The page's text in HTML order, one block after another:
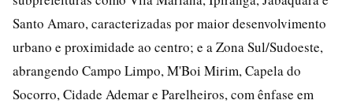
Santo Amaro, caracterizadas por maior desenvolvimento
urbano e proximidade ao centro; e a Zona Sul/Sudoeste,
abrangendo Campo Limpo, M'Boi Mirim, Capela do
Socorro, Cidade Ademar e Parelheiros, com ênfase em